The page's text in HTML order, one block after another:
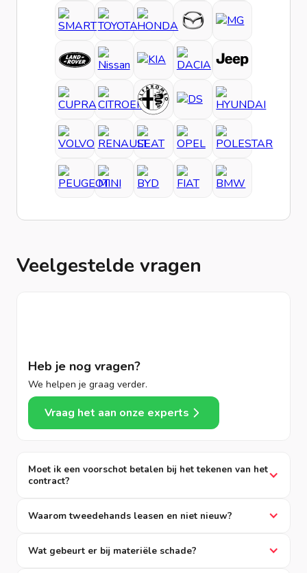
Veelgestelde vragen
Heb je nog vragen?
We helpen je graag verder.
Vraag het aan onze experts
Moet ik een voorschot betalen bij het tekenen van het
contract?
Waarom tweedehands leasen en niet nieuw?
Wat gebeurt er bij materiële schade?